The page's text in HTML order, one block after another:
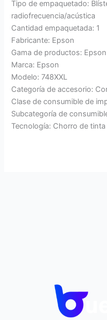
Tipo de empaquetado:
radiofrecuencia/acústica
Cantidad empaquetada: 1
Fabricante: Epson
Gama de productos: Epson
Marca: Epson
Modelo: 748XXL
Categoría de accesorio:
Clase de consumible de
Subcategoría de
Tecnología: Chorro de tinta